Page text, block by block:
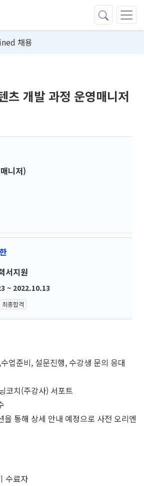
채용
츠 개발 과정 운영매니저
니저)
서지원
~ 2022.10.13
최종합격
업준비, 설문진행, 수강생 문의 응대
코치(주강사) 서포트
을 통해 상세 안내 예정으로 사전 오리엔
수료자